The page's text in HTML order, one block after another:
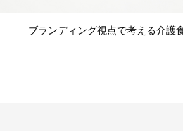
ブランディング視点で考える介護